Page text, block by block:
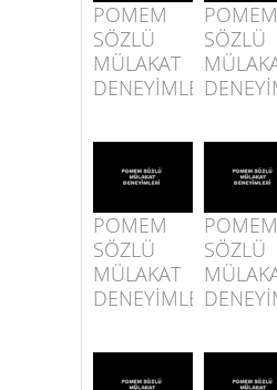
POMEM
SÖZLÜ
MÜLAKAT
DENEYİMLERİ
POMEM
SÖZLÜ
POMEM
SÖZLÜ
MÜLAKAT
DENEYİMLERİ
POMEM
SÖZLÜ